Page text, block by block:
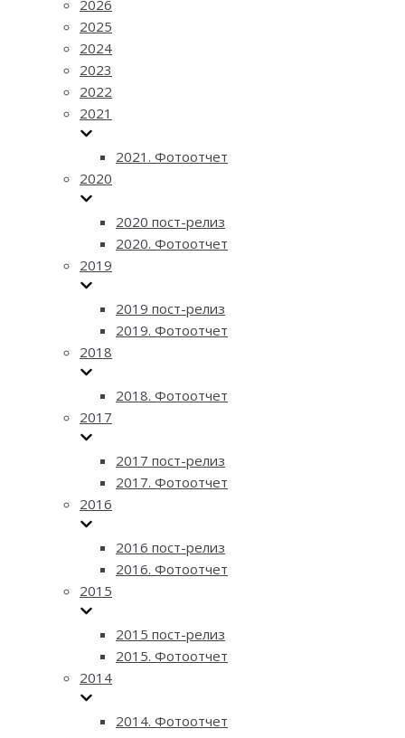
2026
2025
2024
2023
2022
2021
2021. Фотоотчет
2020
2020 пост-релиз
2020. Фотоотчет
2019
2019 пост-релиз
2019. Фотоотчет
2018
2018. Фотоотчет
2017
2017 пост-релиз
2017. Фотоотчет
2016
2016 пост-релиз
2016. Фотоотчет
2015
2015 пост-релиз
2015. Фотоотчет
2014
2014. Фотоотчет